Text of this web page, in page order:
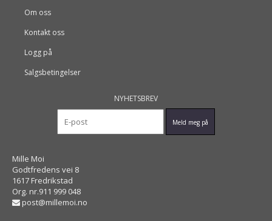
Om oss
Kontakt oss
Logg på
Salgsbetingelser
NYHETSBREV
Mille Moi
Godtfredens vei 8
1617 Fredrikstad
Org. nr.911 999 048
post@millemoi.no